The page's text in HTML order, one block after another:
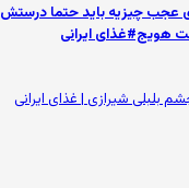
عجب چیزیه باید حتما درستش
ایرانی